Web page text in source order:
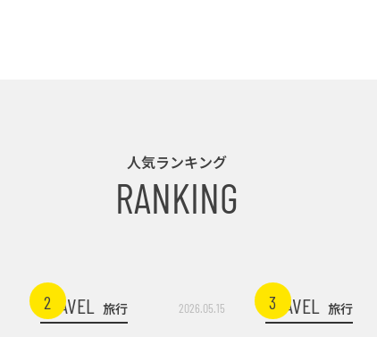
人気ランキング
RANKING
2
TRAVEL 旅行 2026.05.15 3
TRAVEL 旅行